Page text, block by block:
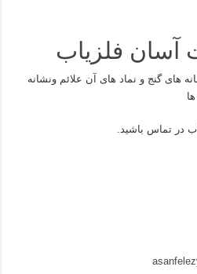
فلزیاب
های گنج و نماد های آن علائم ونشانه
در تماس باشید.